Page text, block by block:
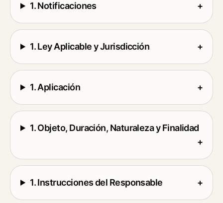
1. Notificaciones +
1. Ley Aplicable y Jurisdicción +
1. Aplicación +
1. Objeto, Duración, Naturaleza y Finalidad
+
1. Instrucciones del Responsable +